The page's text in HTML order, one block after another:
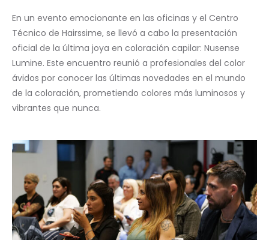
En un evento emocionante en las oficinas y el Centro
Técnico de Hairssime, se llevó a cabo la presentación
oficial de la última joya en coloración capilar: Nusense
Lumine. Este encuentro reunió a profesionales del color
ávidos por conocer las últimas novedades en el mundo
de la coloración, prometiendo colores más luminosos y
vibrantes que nunca.